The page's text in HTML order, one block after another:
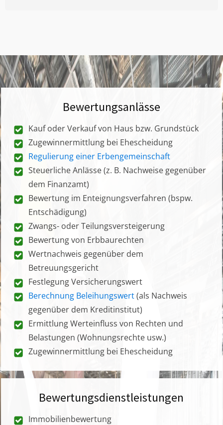
Bewertungsanlässe
Kauf oder Verkauf von Haus bzw. Grundstück
Zugewinnermittlung bei Ehescheidung
Regulierung einer Erbengemeinschaft
Steuerliche Anlässe (z. B. Nachweise gegenüber
dem Finanzamt)
Bewertung im Enteignungsverfahren (bspw.
Entschädigung)
Zwangs- oder Teilungsversteigerung
Bewertung von Erbbaurechten
Wertnachweis gegenüber dem
Betreuungsgericht
Festlegung Versicherungswert
Berechnung Beleihungswert(als Nachweis
gegenüber dem Kreditinstitut)
Ermittlung Werteinfluss von Rechten und
Belastungen (Wohnungsrechte usw.)
Zugewinnermittlung bei Ehescheidung
Bewertungsdienstleistungen
Immobilienbewertung